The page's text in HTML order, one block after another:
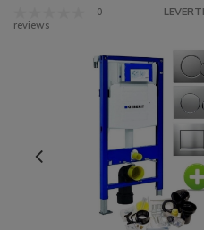
0
reviews